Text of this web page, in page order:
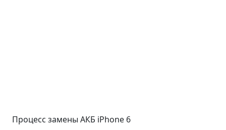
Процесс замены АКБ iPhone 6